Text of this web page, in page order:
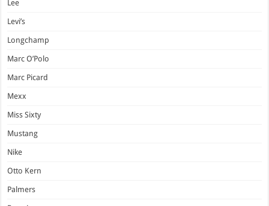
Lee
Levi’s
Longchamp
Marc O’Polo
Marc Picard
Mexx
Miss Sixty
Mustang
Nike
Otto Kern
Palmers